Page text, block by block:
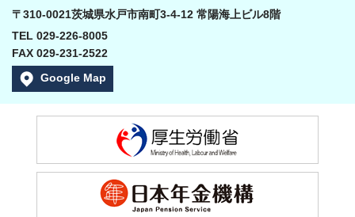
〒310-0021茨城県水戸市南町3-4-12 常陽海上ビル8階
TEL 029-226-8005
FAX 029-231-2522
Google Map